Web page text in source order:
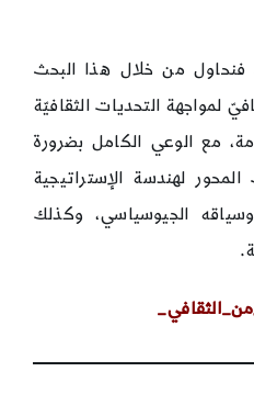
فنحاول من خلال هذا البحث
لمواجهة التحديات الثقافيّة
مع الوعي الكامل بضرورة
لهندسة الإستراتيجية
الجيوسياسي، وكذلك